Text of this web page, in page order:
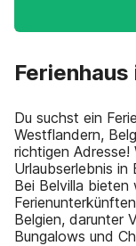
Du suchst ein
Westflandern,
richtigen Adresse!
Urlaubserlebnis in
Bei Belvilla bieten
Belgien, darunter
Bungalows und